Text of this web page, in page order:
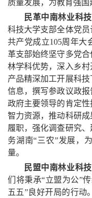
质量发展，为教育强国
民革中南林业科
科技大学支部全体党
共产党成立105周年大
革支部始终坚守多党
林学科优势，深入乡
产品精深加工开展科
信息，撰写参政议政
政府主要领导的肯定
智力资源，推动科研
履职，强化调查研究
务湖南“三农”发展，
量。
民盟中南林业科
们将秉承“立盟为公”
五五”良好开局的行动